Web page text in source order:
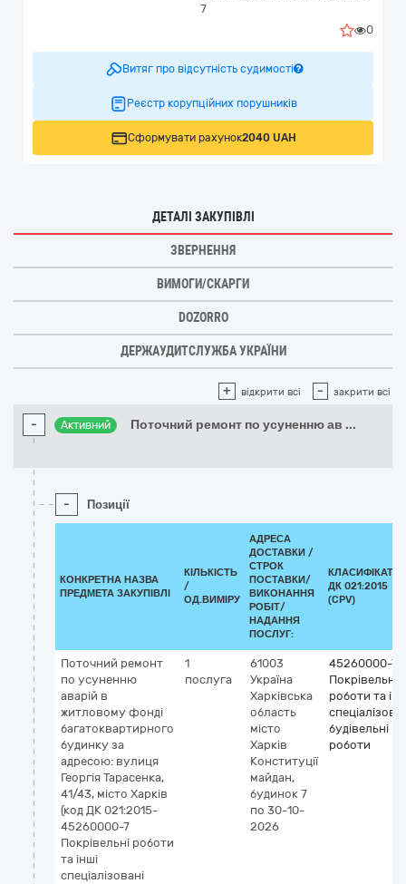
7
0
Витяг про відсутність судимості
Реєстр корупційних порушників
Сформувати рахунок2040 UAH
ДЕТАЛІ ЗАКУПІВЛІ
ЗВЕРНЕННЯ
ВИМОГИ/СКАРГИ
DOZORRO
ДЕРЖАУДИТСЛУЖБА УКРАЇНИ
+ відкрити всі - закрити всі
- Активний Поточний ремонт по усуненню ав ...
- Позиції
КОНКРЕТНА НАЗВА
ПРЕДМЕТА ЗАКУПІВЛІ
КІЛЬКІСТЬ
/
ОД.ВИМІРУ
АДРЕСА
ДОСТАВКИ /
СТРОК
ПОСТАВКИ/
ВИКОНАННЯ
РОБІТ/
НАДАННЯ
ПОСЛУГ:
ДК 021:2015
(CPV)
Поточний ремонт
по усуненню
аварій в
житловому фонді
багатоквартирного
будинку за
адресою: вулиця
Георгія Тарасенка,
41/43, місто Харків
(код ДК 021:2015-
45260000-7
Покрівельні роботи
та інші
спеціалізовані
1
послуга
61003
Україна
Харківська
область
місто
Харків
Конституції
майдан,
будинок 7
по 30-10-
2026
45260000-7
Покрівельні
роботи та
будівельні
роботи